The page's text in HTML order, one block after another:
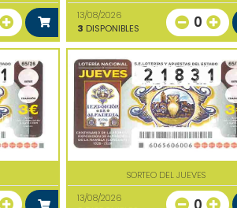
13/08/2026
3 DISPONIBLES 0
SORTEO DEL JUEVES
13/08/2026